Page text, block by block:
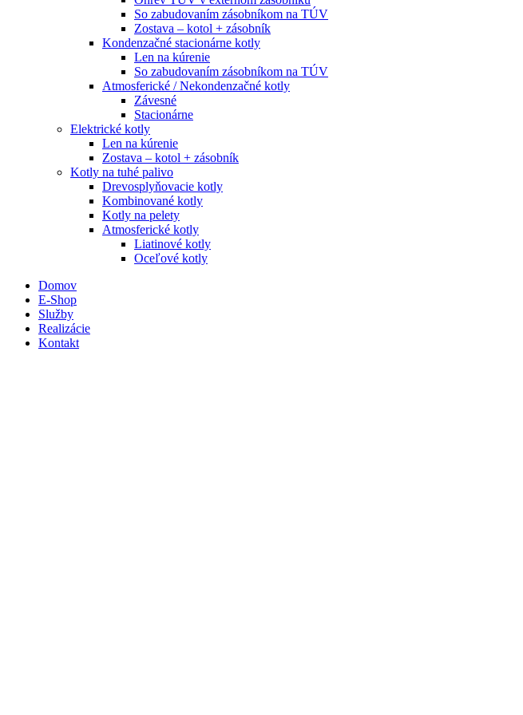
So zabudovaním zásobníkom na TÚV
Zostava – kotol + zásobník
Kondenzačné stacionárne kotly
Len na kúrenie
So zabudovaním zásobníkom na TÚV
Atmosferické / Nekondenzačné kotly
Závesné
Stacionárne
Elektrické kotly
Len na kúrenie
Zostava – kotol + zásobník
Kotly na tuhé palivo
Drevosplyňovacie kotly
Kombinované kotly
Kotly na pelety
Atmosferické kotly
Liatinové kotly
Oceľové kotly
Domov
E-Shop
Služby
Realizácie
Kontakt